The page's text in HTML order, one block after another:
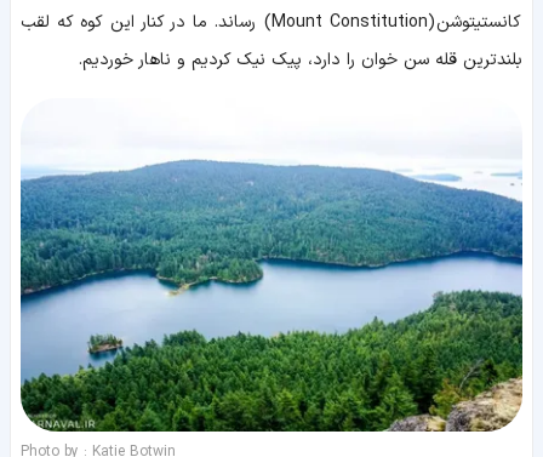
کانستیتوشن (Mount Constitution) رساند. ما در کنار این کوه که لقب
بلندترین قله سن خوان را دارد، پیک نیک کردیم و ناهار خوردیم.
Photo by : Katie Botwin